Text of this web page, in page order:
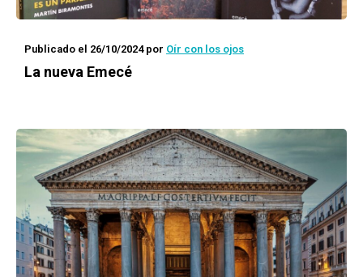
Publicado el 26/10/2024por Oír con los ojos
La nueva Emecé